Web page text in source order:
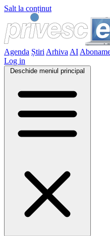
Salt la conținut
Agenda Știri Arhiva AI
Log in
Deschide meniul principal